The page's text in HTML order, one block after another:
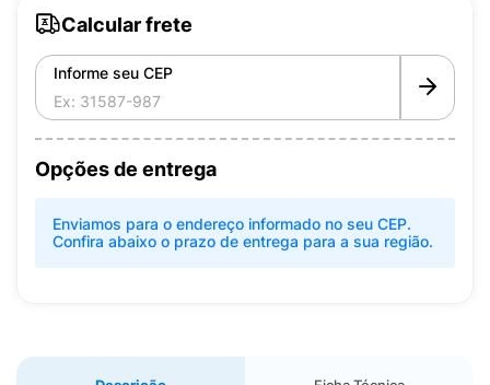
Calcular frete
Informe seu CEP
Opções de entrega
Enviamos para o endereço informado no seu CEP.
Confira abaixo o prazo de entrega para a sua região.